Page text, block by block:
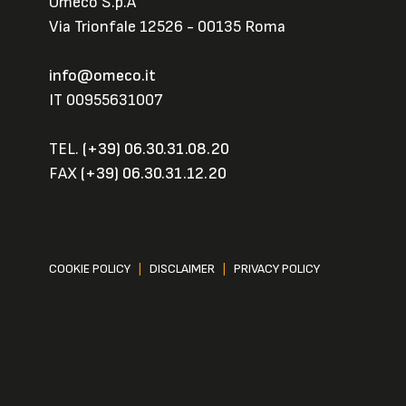
Via Trionfale 12526 - 00135 Roma
info@omeco.it
IT 00955631007
TEL. (+39) 06.30.31.08.20
FAX (+39) 06.30.31.12.20
COOKIE POLICY DISCLAIMER PRIVACY POLICY